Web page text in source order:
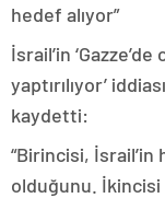
hedef alıyor”
İsrail’in
yaptırılıyor’
kaydetti:
“Birincisi, İsrail’in
olduğunu. İkincisi